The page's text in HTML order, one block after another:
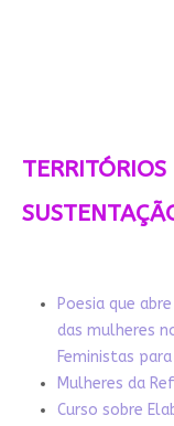
Poesia que
das mulheres
Feministas
Mulheres da
Curso sobre